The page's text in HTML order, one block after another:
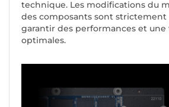
technique. Les modifications du
des composants sont strictement
garantir des performances et une
optimales.